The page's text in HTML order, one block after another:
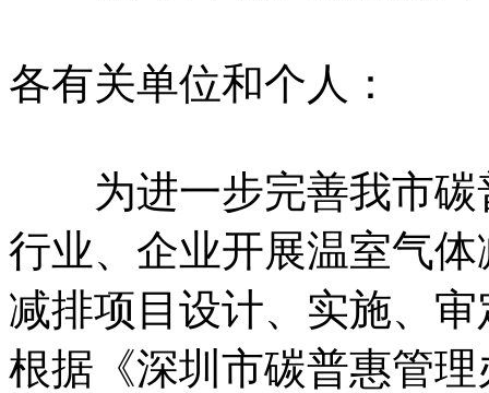
各有关单位和个人：
为进一步完善我市碳
行业、企业开展温室气
减排项目设计、实施、
根据《深圳市碳普惠管